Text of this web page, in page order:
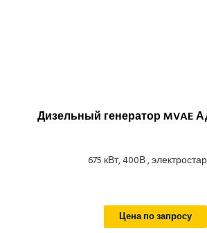
Дизельный генератор MVAE
675 кВт, 400В ,
Цена по запросу